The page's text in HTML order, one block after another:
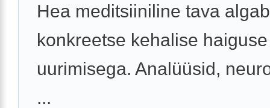
Hea meditsiiniline tava algab
konkreetse kehalise haiguse
uurimisega. Analüüsid,
...